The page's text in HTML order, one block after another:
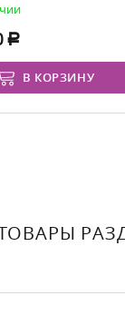
В КОРЗИНУ